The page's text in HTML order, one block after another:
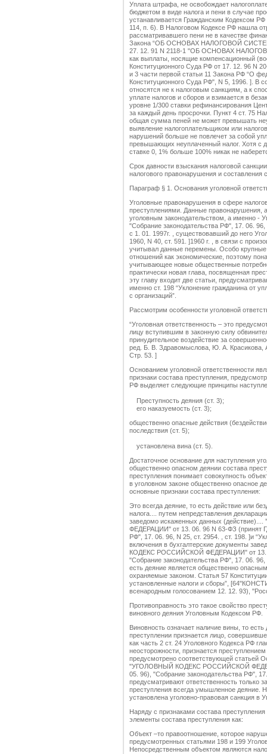
Уплата штрафа, не освобождает
бюджетом в виде налога и пени в случае
устанавливается Гражданским Кодексом
114, п. 6). В Налоговом Кодексе РФ нашла
рассматривавшего пени не в качестве
Закона “ОБ ОСНОВАХ НАЛОГОВОЙ
27. 12. 91 N 2118-1 "ОБ ОСНОВАХ
как выплаты, носящие компенсационный
Конституционного Суда РФ от 17. 12. 96 N
и 3 части первой статьи 11 Закона РФ “О
Конституционного Суда РФ", N 5, 1996. ]. В
относятся не к налоговым санкциям, а к
уплате налогов и сборов и взимается в
уровне 1/300 ставки рефинансирования
за каждый день просрочки. Пункт 4 ст. 75
общая сумма пеней не может превышать
выявление налогоплательщиком или
нарушений больше не повлечет за собой
превышающих неуплаченный налог. Хотя с
ставке 0, 1% больше 100% никак не
Срок давности взыскания налоговой
налогового правонарушения и составления
Параграф § 1. Основания уголовной
Уголовные правонарушения в сфере
преступлениями. Данные правонарушения,
уголовным законодательством, а именно -
"Собрание законодательства РФ", 17. 06.
с 1. 01. 1997г. , существовавший до него
1960, N 40, ст. 591. ]1960 г. , в связи с
учитывал данные перемены. Особо
отношений как экономические, поэтому
учитывающее новые общественные
практически новая глава, посвященная
эту главу входит две статьи,
именно ст. 198 “Уклонение гражданина от
с организаций”.
Рассмотрим особенности уголовной
“Уголовная ответственность – это
лицу вступившим в законную силу
принудительное воздействие за
ред. Б. В. Здравомыслова, Ю. А. Красикова,
Стр. 53. ]
Основанием уголовной ответственности
признаки состава преступления,
РФ выделяет следующие принципы
Преступность деяния (ст. 3);
его наказуемость (ст. 3);
общественно опасные действия
последствия (ст. 5);
установлена вина (ст. 5).
Достаточное основание для наступления
общественно опасном деянии состава
преступления понимает совокупность
в уголовном законе общественно опасное
основные признаки состава преступления:
Это всегда деяние, то есть действие или
налога.... путем непредставления
заведомо искаженных данных
ФЕДЕРАЦИИ" от 13. 06. 96 N 63-ФЗ (принят
РФ", 17. 06. 96, N 25, ст. 2954. , ст. 198. ]и
включения в бухгалтерские документы
КОДЕКС РОССИЙСКОЙ ФЕДЕРАЦИИ" от 13.
"Собрание законодательства РФ", 17. 06.
есть деяние является общественно
охраняемые законом. Статья 57
установленные налоги и сборы”,
всенародным голосованием 12. 12. 93),
Противоправность это такое свойство
виновного деяния Уголовным Кодексом РФ.
Виновность означает наличие вины, то
преступлении признается лицо,
как часть 2 ст. 24 Уголовного Кодекса РФ
неосторожности, признается
предусмотрено соответствующей статьей
"УГОЛОВНЫЙ КОДЕКС РОССИЙСКОЙ
05. 96), "Собрание законодательства РФ",
предусматривают ответственность только
преступления всегда умышленное деяние.
установлена уголовно-правовая санкция в
Наряду с признаками состава
элементы состава преступления как:
Объект –то правоотношение, которое
предусмотренных статьями 198 и 199
Непосредственным объектом являются